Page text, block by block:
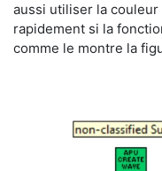
aussi utiliser la
rapidement si la
comme le montre la